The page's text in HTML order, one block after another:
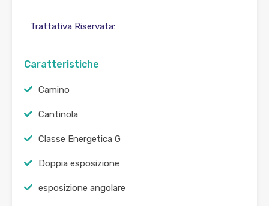
Trattativa Riservata:
Caratteristiche
Camino
Cantinola
Classe Energetica G
Doppia esposizione
esposizione angolare